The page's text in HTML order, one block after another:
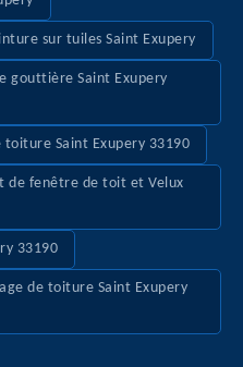
sur tuiles Saint Exupery
gouttière Saint Exupery
Saint Exupery 33190
de fenêtre de toit et Velux
33190
de toiture Saint Exupery